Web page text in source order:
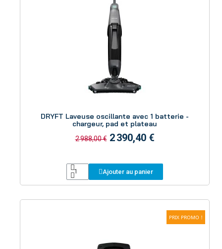
DRYFT Laveuse oscillante avec 1 batterie -
chargeur, pad et plateau
2 988,00 € 2 390,40 €
Ajouter au panier
PRIX PROMO !